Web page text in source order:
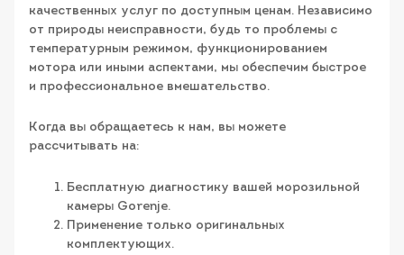
качественных услуг по доступным ценам. Независимо
от природы неисправности, будь то проблемы с
температурным режимом, функционированием
мотора или иными аспектами, мы обеспечим быстрое
и профессиональное вмешательство.
Когда вы обращаетесь к нам, вы можете
рассчитывать на:
Бесплатную диагностику вашей морозильной
камеры Gorenje.
Применение только оригинальных
комплектующих.